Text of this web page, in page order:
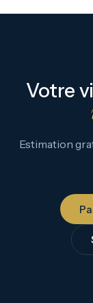
Votre
Estimation